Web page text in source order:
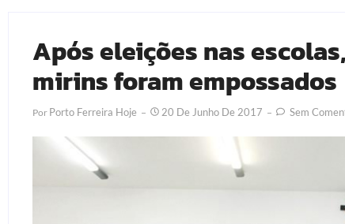
Após eleições nas
mirins foram empossados
Por Porto Ferreira Hoje 20 De Junho De 2017 Sem